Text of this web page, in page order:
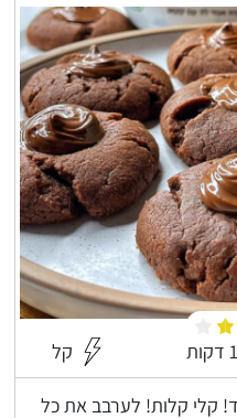
קל
בלבד! קלי קלות! לערבב את כל